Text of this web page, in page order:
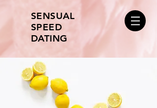
SENSUAL
SPEED
DATING